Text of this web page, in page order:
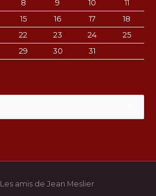
8 9 10
11
15 16 17
18
22 23 24
25
29 30
31
Les amis de Jean Meslier